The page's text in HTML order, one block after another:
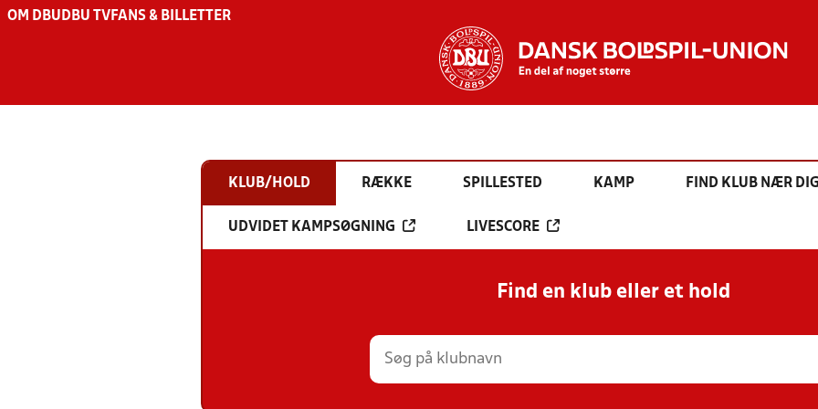
OM DBU DBU TV FANS & BILLETTER
KLUB/HOLD RÆKKE SPILLESTED KAMP FIND KLUB NÆR
UDVIDET KAMPSØGNING LIVESCORE
Find en klub eller et hold